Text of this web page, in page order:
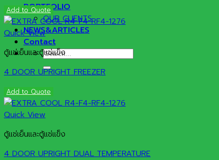
PORTFOLIO
OUR CLIENTS
NEWS&ARTICLES
Contact
Search
for:
Add to Quote
Quick View
ตู้แช่เย็นและตู้แช่แข็ง
4 DOOR UPRIGHT FREEZER
Add to Quote
Quick View
ตู้แช่เย็นและตู้แช่แข็ง
4 DOOR UPRIGHT DUAL TEMPERATURE